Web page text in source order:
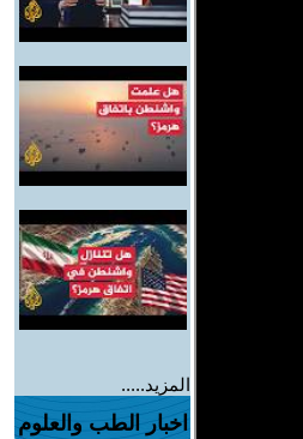
المزيد.....
اخبار الطب والعلوم